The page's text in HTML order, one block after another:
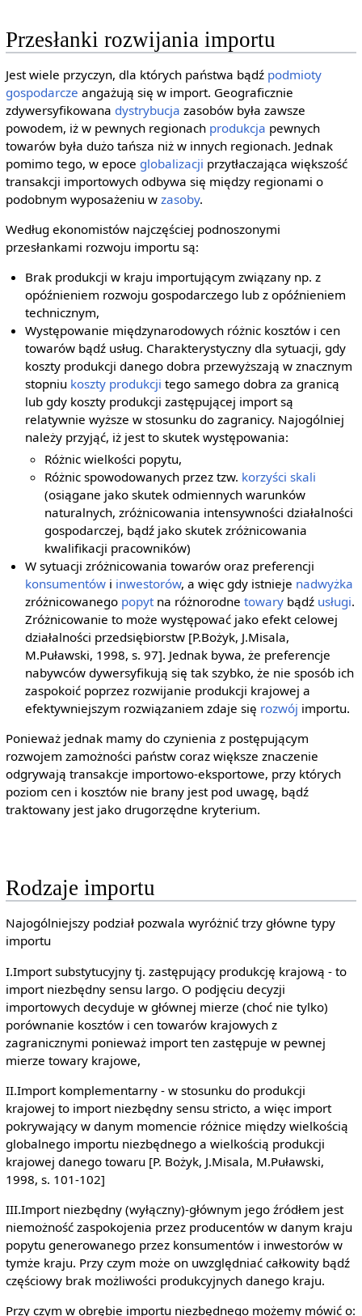
Przesłanki rozwijania importu
Jest wiele przyczyn, dla których państwa bądź podmioty
gospodarcze angażują się w import. Geograficznie
zdywersyfikowana dystrybucja zasobów była zawsze
powodem, iż w pewnych regionach produkcja pewnych
towarów była dużo tańsza niż w innych regionach. Jednak
pomimo tego, w epoce globalizacji przytłaczająca większość
transakcji importowych odbywa się między regionami o
podobnym wyposażeniu w zasoby.
Według ekonomistów najczęściej podnoszonymi
przesłankami rozwoju importu są:
Brak produkcji w kraju importującym związany np. z
opóźnieniem rozwoju gospodarczego lub z opóźnieniem
technicznym,
Występowanie międzynarodowych różnic kosztów i cen
towarów bądź usług. Charakterystyczny dla sytuacji, gdy
koszty produkcji danego dobra przewyższają w znacznym
stopniu koszty produkcji tego samego dobra za granicą
lub gdy koszty produkcji zastępującej import są
relatywnie wyższe w stosunku do zagranicy. Najogólniej
należy przyjąć, iż jest to skutek występowania:
Różnic wielkości popytu,
Różnic spowodowanych przez tzw. korzyści skali
(osiągane jako skutek odmiennych warunków
naturalnych, zróżnicowania intensywności działalności
gospodarczej, bądź jako skutek zróżnicowania
kwalifikacji pracowników)
W sytuacji zróżnicowania towarów oraz preferencji
konsumentów i inwestorów, a więc gdy istnieje nadwyżka
zróżnicowanego popyt na różnorodnetowary bądź usługi.
Zróżnicowanie to może występować jako efekt celowej
działalności przedsiębiorstw [P.Bożyk, J.Misala,
M.Puławski, 1998, s. 97]. Jednak bywa, że preferencje
nabywców dywersyfikują się tak szybko, że nie sposób ich
zaspokoić poprzez rozwijanie produkcji krajowej a
efektywniejszym rozwiązaniem zdaje się rozwój importu.
Ponieważ jednak mamy do czynienia z postępującym
rozwojem zamożności państw coraz większe znaczenie
odgrywają transakcje importowo-eksportowe, przy których
poziom cen i kosztów nie brany jest pod uwagę, bądź
traktowany jest jako drugorzędne kryterium.
Rodzaje importu
Najogólniejszy podział pozwala wyróżnić trzy główne typy
importu
I.Import substytucyjny tj. zastępujący produkcję krajową - to
import niezbędny sensu largo. O podjęciu decyzji
importowych decyduje w głównej mierze (choć nie tylko)
porównanie kosztów i cen towarów krajowych z
zagranicznymi ponieważ import ten zastępuje w pewnej
mierze towary krajowe,
II.Import komplementarny - w stosunku do produkcji
krajowej to import niezbędny sensu stricto, a więc import
pokrywający w danym momencie różnice między wielkością
globalnego importu niezbędnego a wielkością produkcji
krajowej danego towaru [P. Bożyk, J.Misala, M.Puławski,
1998, s. 101-102]
III.Import niezbędny (wyłączny)-głównym jego źródłem jest
niemożność zaspokojenia przez producentów w danym kraju
popytu generowanego przez konsumentów i inwestorów w
tymże kraju. Przy czym może on uwzględniać całkowity bądź
częściowy brak możliwości produkcyjnych danego kraju.
Przy czym w obrębie importu niezbędnego możemy mówić o: